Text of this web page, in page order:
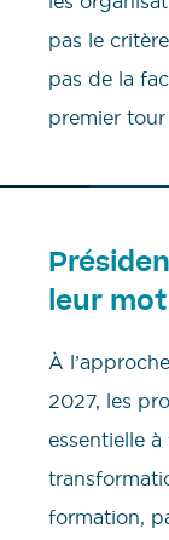
pas le
pas de la
premier tour
leur
À
2027, les
essentielle
formation,